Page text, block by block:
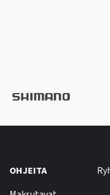
OHJEITA